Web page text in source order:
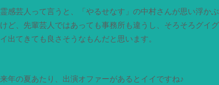
霊感芸人って言うと、「やるせなす」の中村さんが思い浮かぶ
けど、先輩芸人ではあっても事務所も違うし、そろそろグイグ
イ出てきても良さそうなもんだと思います。
来年の夏あたり、出演オファーがあるとイイですね♪